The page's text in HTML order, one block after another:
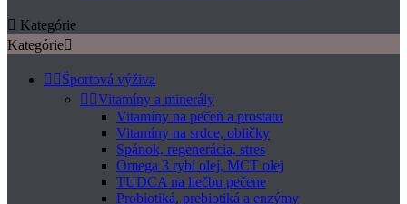
 Kategórie
Kategórie
 Športová výživa
 Vitamíny a minerály
Vitamíny na pečeň a prostatu
Vitamíny na srdce, obličky
Spánok, regenerácia, stres
Omega 3 rybí olej, MCT olej
TUDCA na liečbu pečene
Probiotiká, prebiotiká a enzýmy